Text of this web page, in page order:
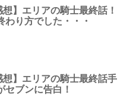
想】エリアの騎士最終話！
わり方でした・・・
想】エリアの騎士最終話手
セブンに告白！